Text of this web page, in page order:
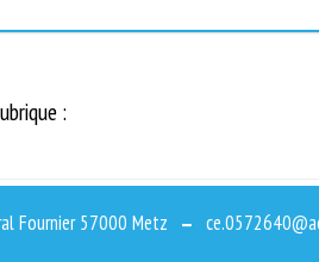
:
Fournier 57000 Metz